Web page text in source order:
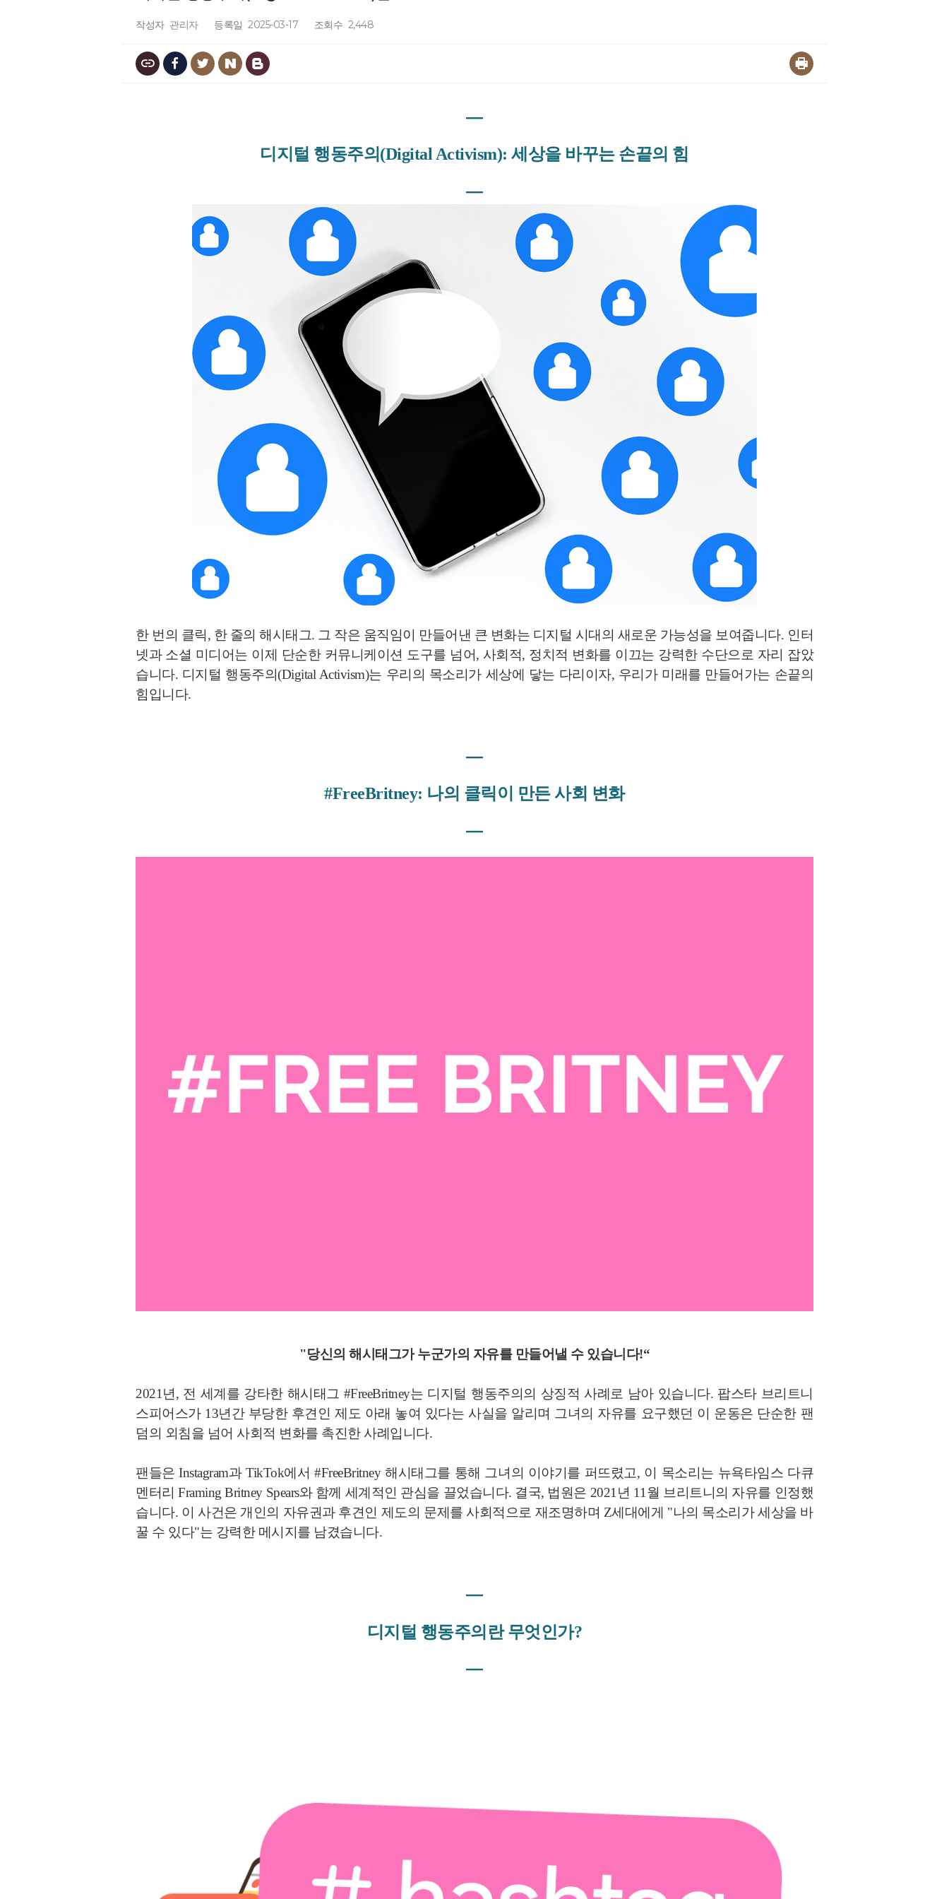
작성자 관리자 등록일 2025-03-17 조회수 2,448
―
디지털 행동주의(Digital Activism): 세상을 바꾸는 손끝의 힘
―
한 번의 클릭, 한 줄의 해시태그. 그 작은 움직임이 만들어낸 큰 변화는 디지털 시대의 새로운 가능성을 보여줍니다. 인터
넷과 소셜 미디어는 이제 단순한 커뮤니케이션 도구를 넘어, 사회적, 정치적 변화를 이끄는 강력한 수단으로 자리 잡았
습니다. 디지털 행동주의(Digital Activism)는 우리의 목소리가 세상에 닿는 다리이자, 우리가 미래를 만들어가는 손끝의
힘입니다.
―
#FreeBritney: 나의 클릭이 만든 사회 변화
―
"당신의 해시태그가 누군가의 자유를 만들어낼 수 있습니다!“
2021년, 전 세계를 강타한 해시태그 #FreeBritney는 디지털 행동주의의 상징적 사례로 남아 있습니다. 팝스타 브리트니
스피어스가 13년간 부당한 후견인 제도 아래 놓여 있다는 사실을 알리며 그녀의 자유를 요구했던 이 운동은 단순한 팬
덤의 외침을 넘어 사회적 변화를 촉진한 사례입니다.
팬들은 Instagram과 TikTok에서 #FreeBritney 해시태그를 통해 그녀의 이야기를 퍼뜨렸고, 이 목소리는 뉴욕타임스 다큐
멘터리 Framing Britney Spears와 함께 세계적인 관심을 끌었습니다. 결국, 법원은 2021년 11월 브리트니의 자유를 인정했
습니다. 이 사건은 개인의 자유권과 후견인 제도의 문제를 사회적으로 재조명하며 Z세대에게 "나의 목소리가 세상을 바
꿀 수 있다"는 강력한 메시지를 남겼습니다.
―
디지털 행동주의란 무엇인가?
―